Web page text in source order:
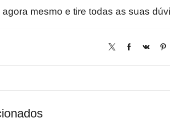
mesmo e tire todas as suas